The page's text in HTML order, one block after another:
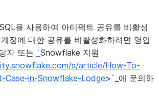
을 사용하여 아티팩트 공유를 비활성
정에 대한 공유를 비활성화하려면 영업
자 또는 `Snowflake 지원
s/article/How-To-
Case-in-Snowflake-Lodge>`_에 문의하